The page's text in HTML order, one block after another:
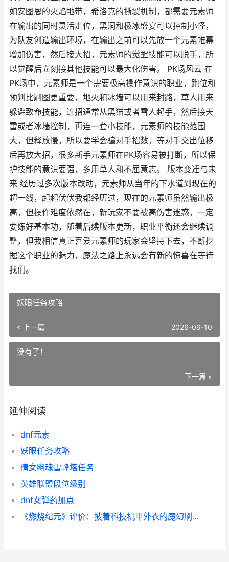
如安图恩的火焰地带，希洛克的撕裂机制，都需要元素师
在输出的同时灵活走位，黑洞和极冰盛宴可以控制小怪，
为队友创造输出环境，在输出之前可以先放一个元素帷幕
增加伤害，然后接大招，元素师的觉醒技能可以脱手，所
以觉醒后立刻接其他技能可以最大化伤害。 PK场风云 在
PK场中，元素师是一个需要极高操作意识的职业，跑位和
预判比刷图更重要，地火和冰墙可以用来封路，草人用来
躲避致命技能，连招通常从黑猫或者雪人起手，然后接天
雷或者冰墙控制，再连一套小技能，元素师的技能范围
大，但释放慢，所以要学会骗对手招数，等对手交出位移
后再放大招，很多新手元素师在PK场容易被打断，所以保
护技能的意识要强，多用草人和不屈意志。 版本变迁与未
来 经历过多次版本改动，元素师从当年的下水道到现在的
超一线，起起伏伏我都经历过，现在的元素师虽然输出极
高，但操作难度依然在，新玩家不要被高伤害迷惑，一定
要练好基本功，随着后续版本更新，职业平衡还会继续调
整，但我相信真正喜爱元素师的玩家会坚持下去，不断挖
掘这个职业的魅力，魔法之路上永远会有新的惊喜在等待
我们。
妖眼任务攻略
« 上一篇 2026-06-10
没有了！
下一篇 »
延伸阅读
dnf元素
妖眼任务攻略
倩女幽魂雷峰塔任务
英雄联盟段位级别
dnf女弹药加点
《燃烧纪元》评价：披着科技机甲外衣的魔幻刷宝RPG 燃烧 剧情